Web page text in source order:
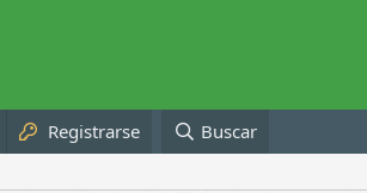
Registrarse Buscar